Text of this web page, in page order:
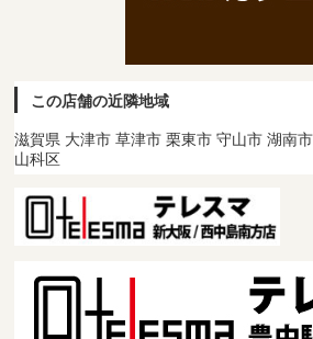
この店舗の近隣地域
滋賀県 大津市 草津市 栗東市 守山市 湖南
山科区